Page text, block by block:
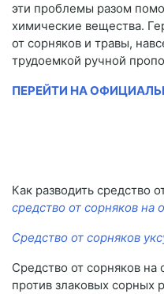
эти проблемы разом
химические вещества.
от сорняков и травы,
трудоемкой ручной
ПЕРЕЙТИ НА
Как разводить средство
средство от сорняков на
Средство от сорняков
Средство от сорняков
против злаковых сорных